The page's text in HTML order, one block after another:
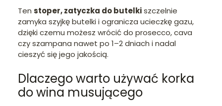
Ten stoper, zatyczka do butelkiszczelnie
zamyka szyjkę butelki i ogranicza ucieczkę gazu,
dzięki czemu możesz wrócić do prosecco, cava
czy szampana nawet po 1–2 dniach i nadal
cieszyć się jego jakością.
Dlaczego warto używać korka
do wina musującego